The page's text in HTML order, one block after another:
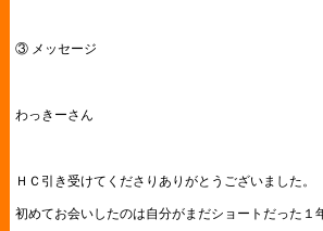
③ メッセージ
わっきーさん
ＨＣ引き受けてくださりありがとうございました。
初めてお会いしたのは自分がまだショートだった１